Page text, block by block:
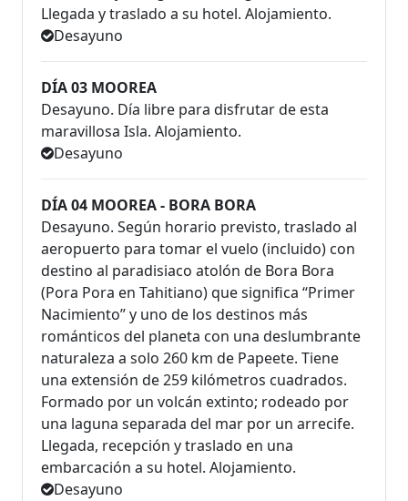
Llegada y traslado a su hotel. Alojamiento.
Desayuno
DÍA 03 MOOREA
Desayuno. Día libre para disfrutar de esta
maravillosa Isla. Alojamiento.
Desayuno
DÍA 04 MOOREA - BORA BORA
Desayuno. Según horario previsto, traslado al
aeropuerto para tomar el vuelo (incluido) con
destino al paradisiaco atolón de Bora Bora
(Pora Pora en Tahitiano) que significa “Primer
Nacimiento” y uno de los destinos más
románticos del planeta con una deslumbrante
naturaleza a solo 260 km de Papeete. Tiene
una extensión de 259 kilómetros cuadrados.
Formado por un volcán extinto; rodeado por
una laguna separada del mar por un arrecife.
Llegada, recepción y traslado en una
embarcación a su hotel. Alojamiento.
Desayuno